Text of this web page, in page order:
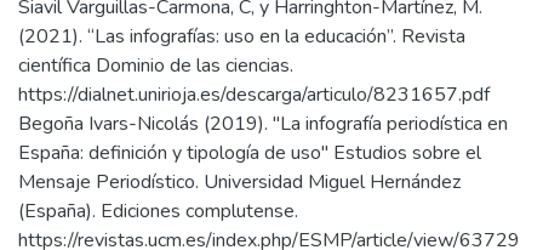
Siavil Varguillas-Carmona, C, y Harringhton-Martínez, M.
(2021). “Las infografías: uso en la educación”. Revista
científica Dominio de las ciencias.
https://dialnet.unirioja.es/descarga/articulo/8231657.pdf
Begoña Ivars-Nicolás (2019). "La infografía periodística en
España: definición y tipología de uso" Estudios sobre el
Mensaje Periodístico. Universidad Miguel Hernández
(España). Ediciones complutense.
https://revistas.ucm.es/index.php/ESMP/article/view/63729